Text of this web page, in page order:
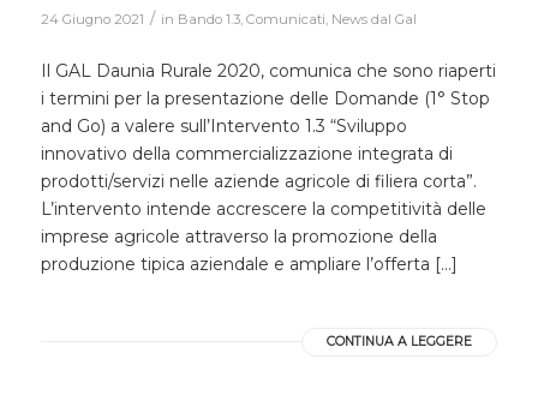
24 Giugno 2021 / in Bando 1.3, Comunicati, News dal Gal
Il GAL Daunia Rurale 2020, comunica che sono riaperti
i termini per la presentazione delle Domande (1° Stop
and Go) a valere sull’Intervento 1.3 “Sviluppo
innovativo della commercializzazione integrata di
prodotti/servizi nelle aziende agricole di filiera corta”.
L’intervento intende accrescere la competitività delle
imprese agricole attraverso la promozione della
produzione tipica aziendale e ampliare l’offerta […]
CONTINUA A LEGGERE